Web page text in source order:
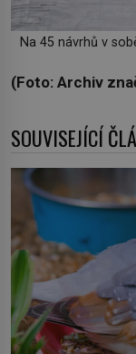
Na 45 návrhů v
(Foto: Archiv
SOUVISEJÍCÍ